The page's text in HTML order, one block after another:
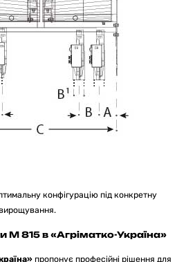
конфігурацію під конкретну
M 815 в «Агріматко-Україна»
пропонує професійні рішення для